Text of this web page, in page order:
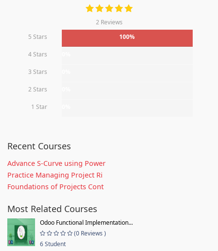
2 Reviews
5 Stars
100%
4 Stars
3 Stars
2 Stars
1 Star
Recent Courses
Advance S-Curve using Power
Practice Managing Project Ri
Foundations of Projects Cont
Most Related Courses
Odoo Functional Implementation...
(0 Reviews )
6 Student